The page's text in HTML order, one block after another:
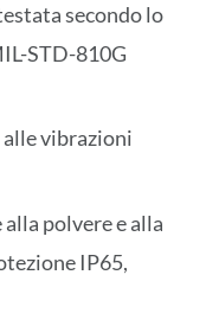
secondo lo
STD-810G
alle vibrazioni
polvere e alla
IP65,